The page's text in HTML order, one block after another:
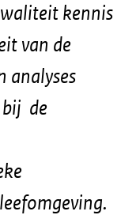
kennis
van de
analyses
de